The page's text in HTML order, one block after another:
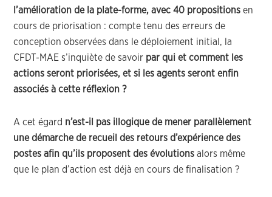
l’amélioration de la plate-forme, avec 40 propositions en
cours de priorisation : compte tenu des erreurs de
conception observées dans le déploiement initial, la
CFDT-MAE s’inquiète de savoir par qui et comment les
actions seront priorisées, et si les agents seront enfin
associés à cette réflexion ?
A cet égard n’est-il pas illogique de mener parallèlement
une démarche de recueil des retours d’expérience des
postes afin qu’ils proposent des évolutions alors même
que le plan d’action est déjà en cours de finalisation ?